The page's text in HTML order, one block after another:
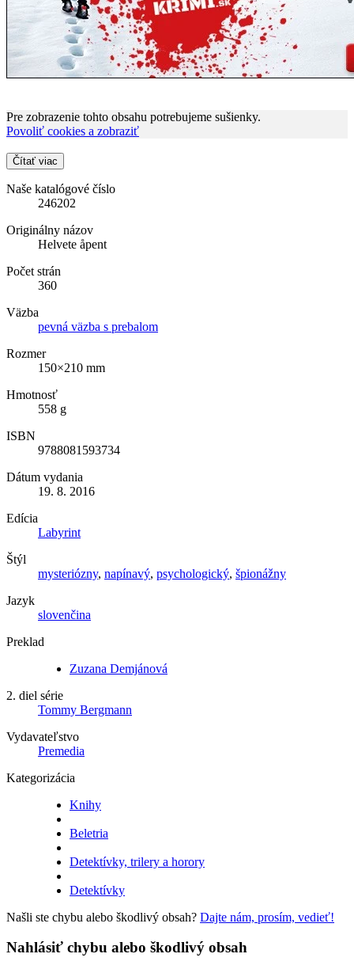
Pre zobrazenie tohto obsahu potrebujeme sušienky.
Povoliť cookies a zobraziť
Čítať viac
Naše katalógové číslo
246202
Originálny názov
Helvete åpent
Počet strán
360
Väzba
pevná väzba s prebalom
Rozmer
150×210 mm
Hmotnosť
558 g
ISBN
9788081593734
Dátum vydania
19. 8. 2016
Edícia
Labyrint
Štýl
mysteriózny, napínavý, psychologický, špionážny
Jazyk
slovenčina
Preklad
Zuzana Demjánová
2. diel série
Tommy Bergmann
Vydavateľstvo
Premedia
Kategorizácia
Knihy
Beletria
Detektívky, trilery a horory
Detektívky
Našli ste chybu alebo škodlivý obsah? Dajte nám, prosím, vedieť!
Nahlásiť chybu alebo škodlivý obsah